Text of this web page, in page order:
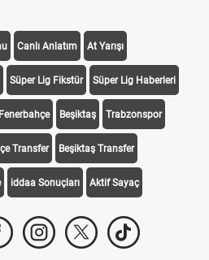
Canlı Anlatım At Yarışı
Süper Lig Fikstür Süper Lig Haberleri
Fenerbahçe Beşiktaş Trabzonspor
Transfer Beşiktaş Transfer
iddaa Sonuçları Aktif Sayaç